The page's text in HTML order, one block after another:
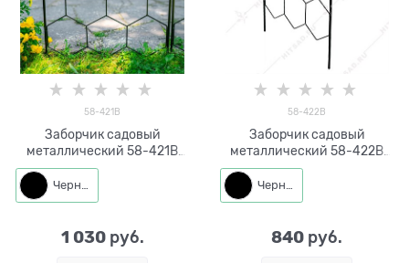
58-421B
Заборчик садовый
металлический 58-421B
черный высота 60см
Черный
1 030 руб.
58-422B
Заборчик садовый
металлический 58-422B
черный высота 60см
Черный
840 руб.